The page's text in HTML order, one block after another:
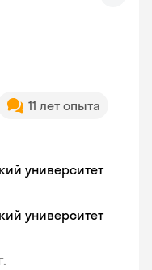
11 лет опыта
университет
университет